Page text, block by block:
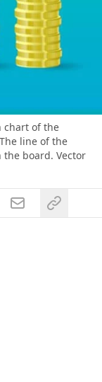
chart of the
line of the
board. Vector